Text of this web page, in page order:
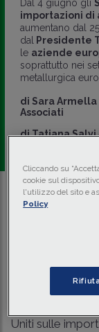
Dal 4 giugno gli
importazioni di
aumentano dal 25
dal
Presidente
le aziende
soprattutto nei
metallurgica
di Sara Armella
Associati
diTatiana Salvi
Traduci con IA
Dazi USA al
stretta
Uniti sulle
Cliccando su
cookie sul
l'utilizzo del sito e
Policy